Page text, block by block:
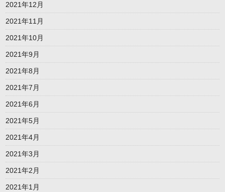
2021年12月
2021年11月
2021年10月
2021年9月
2021年8月
2021年7月
2021年6月
2021年5月
2021年4月
2021年3月
2021年2月
2021年1月